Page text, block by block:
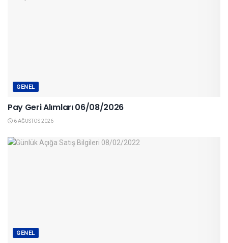
GENEL
Pay Geri Alımları 06/08/2026
6 AĞUSTOS 2026
GENEL